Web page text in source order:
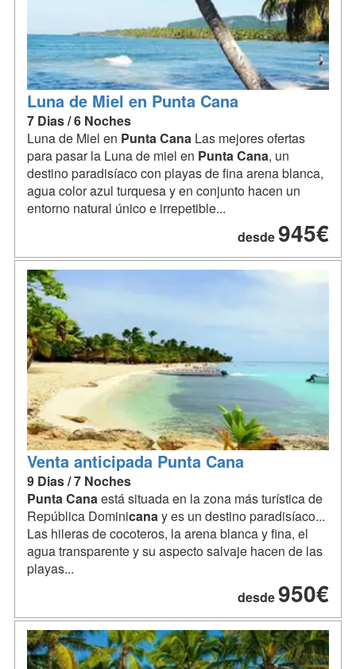
Luna de Miel en Punta Cana
7 Dias / 6 Noches
Luna de Miel en PuntaCana Las mejores ofertas
para pasar la Luna de miel en PuntaCana, un
destino paradisíaco con playas de fina arena blanca,
agua color azul turquesa y en conjunto hacen un
entorno natural único e irrepetible...
desde945€
Venta anticipada Punta Cana
9 Dias / 7 Noches
Punta Cana está situada en la zona más turística de
República Dominicana y es un destino paradisíaco...
Las hileras de cocoteros, la arena blanca y fina, el
agua transparente y su aspecto salvaje hacen de las
playas...
desde950€